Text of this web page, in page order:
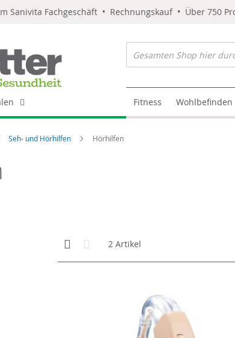
Sanivita Fachgeschäft • Rechnungskauf • Über 750
Fitness Wohlbefinden
Seh- und Hörhilfen Hörhilfen
Anzeigen
als
Kachelansicht
2 Artikel